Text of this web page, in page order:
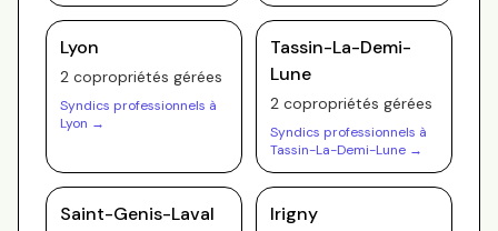
Lyon
2 copropriétés gérées
Syndics professionnels à
Lyon →
Tassin-La-Demi-
Lune
2 copropriétés gérées
Syndics professionnels à
Tassin-La-Demi-Lune →
Saint-Genis-Laval Irigny